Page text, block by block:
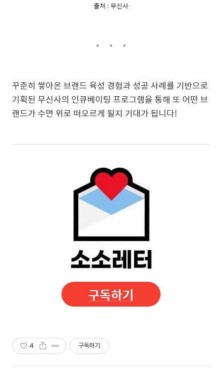
출처 : 무신사
꾸준히 쌓아온 브랜드 육성 경험과 성공 사례를 기반으로
기획된 무신사의 인큐베이팅 프로그램을 통해 또 어떤 브
랜드가 수면 위로 떠오르게 될지 기대가 됩니다!
구독하기
4 구독하기